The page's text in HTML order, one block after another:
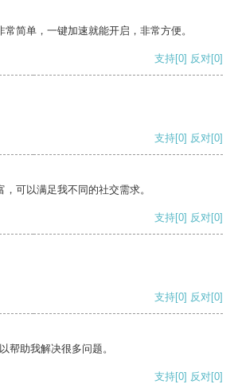
简单，一键加速就能开启，非常方便。
支持[0] 反对[0]
支持[0] 反对[0]
可以满足我不同的社交需求。
支持[0] 反对[0]
支持[0] 反对[0]
帮助我解决很多问题。
支持[0] 反对[0]